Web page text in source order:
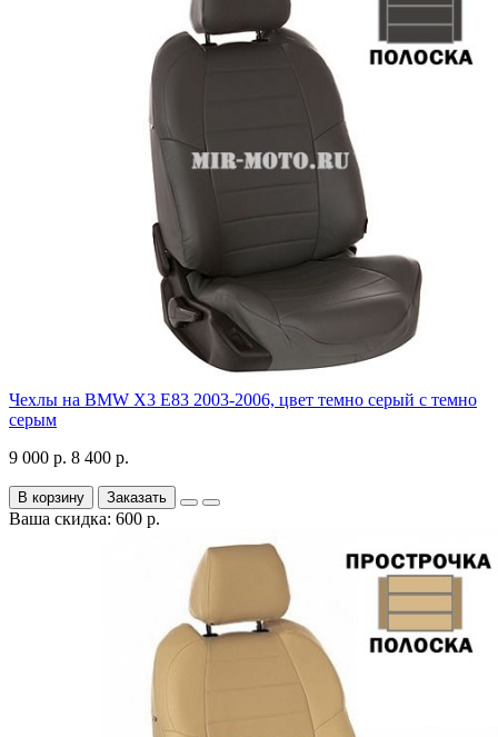
Чехлы на BMW X3 E83 2003-2006, цвет темно серый с темно
серым
9 000 р. 8 400 р.
В корзину Заказать
Ваша скидка: 600 р.